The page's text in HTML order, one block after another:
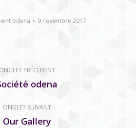
odena 9 novembre 2017
ONGLET PRÉCÉDENT
Onglet
odena
ONGLET SUIVANT
Onglet
Our Gallery